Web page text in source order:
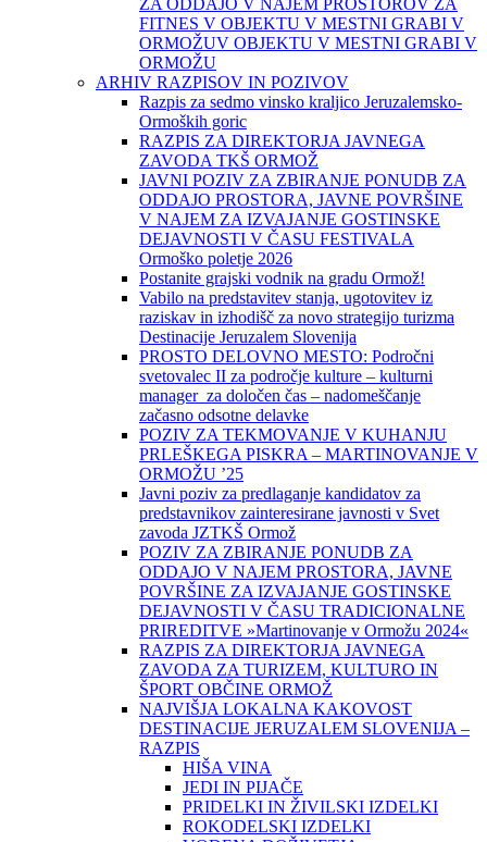
ZA ODDAJO V NAJEM PROSTOROV ZA
FITNES V OBJEKTU V MESTNI GRABI V
ORMOŽUV OBJEKTU V MESTNI GRABI V
ORMOŽU
ARHIV RAZPISOV IN POZIVOV
Razpis za sedmo vinsko kraljico Jeruzalemsko-
Ormoških goric
RAZPIS ZA DIREKTORJA JAVNEGA
ZAVODA TKŠ ORMOŽ
JAVNI POZIV ZA ZBIRANJE PONUDB ZA
ODDAJO PROSTORA, JAVNE POVRŠINE
V NAJEM ZA IZVAJANJE GOSTINSKE
DEJAVNOSTI V ČASU FESTIVALA
Ormoško poletje 2026
Postanite grajski vodnik na gradu Ormož!
Vabilo na predstavitev stanja, ugotovitev iz
raziskav in izhodišč za novo strategijo turizma
Destinacije Jeruzalem Slovenija
PROSTO DELOVNO MESTO: Področni
svetovalec II za področje kulture – kulturni
manager za določen čas – nadomeščanje
začasno odsotne delavke
POZIV ZA TEKMOVANJE V KUHANJU
PRLEŠKEGA PISKRA – MARTINOVANJE V
ORMOŽU ’25
Javni poziv za predlaganje kandidatov za
predstavnikov zainteresirane javnosti v Svet
zavoda JZTKŠ Ormož
POZIV ZA ZBIRANJE PONUDB ZA
ODDAJO V NAJEM PROSTORA, JAVNE
POVRŠINE ZA IZVAJANJE GOSTINSKE
DEJAVNOSTI V ČASU TRADICIONALNE
PRIREDITVE »Martinovanje v Ormožu 2024«
RAZPIS ZA DIREKTORJA JAVNEGA
ZAVODA ZA TURIZEM, KULTURO IN
ŠPORT OBČINE ORMOŽ
NAJVIŠJA LOKALNA KAKOVOST
DESTINACIJE JERUZALEM SLOVENIJA –
RAZPIS
HIŠA VINA
JEDI IN PIJAČE
PRIDELKI IN ŽIVILSKI IZDELKI
ROKODELSKI IZDELKI